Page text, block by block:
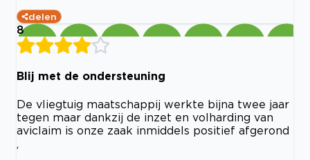
delen
8
Blij met de ondersteuning
De vliegtuig maatschappij werkte bijna twee jaar
tegen maar dankzij de inzet en volharding van
aviclaim is onze zaak inmiddels positief afgerond
,